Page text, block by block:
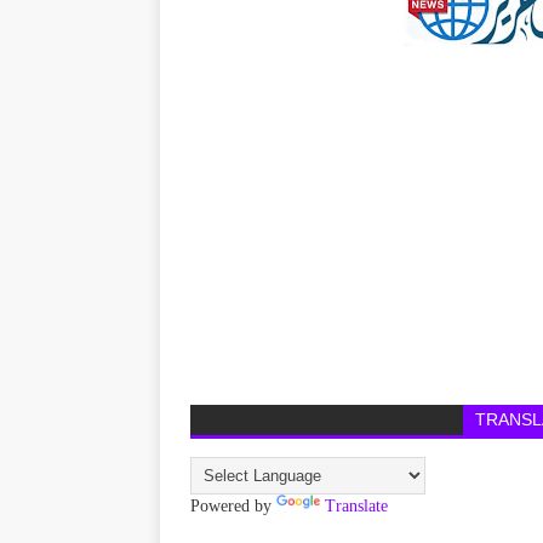
Powered by Translate